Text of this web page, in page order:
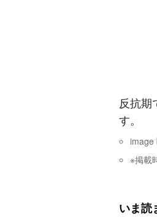
反抗期
す。
image
※掲載
いま読